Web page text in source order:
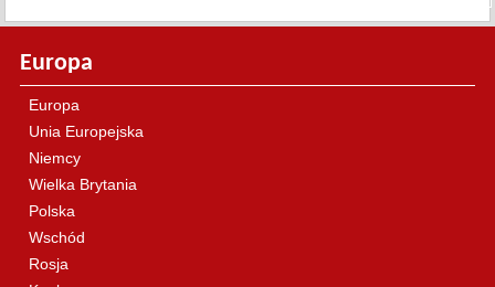
Europa
Europa
Unia Europejska
Niemcy
Wielka Brytania
Polska
Wschód
Rosja